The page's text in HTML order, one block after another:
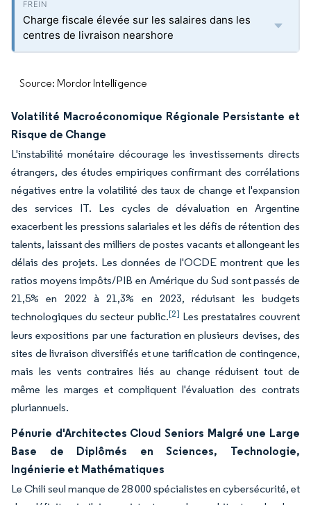
Charge fiscale élevée sur les salaires dans les
centres de livraison nearshore
Source: Mordor Intelligence
Volatilité Macroéconomique Régionale Persistante et
Risque de Change
L'instabilité monétaire décourage les investissements directs
étrangers, des études empiriques confirmant des corrélations
négatives entre la volatilité des taux de change et l'expansion
des services IT. Les cycles de dévaluation en Argentine
exacerbent les pressions salariales et les défis de rétention des
talents, laissant des milliers de postes vacants et allongeant les
délais des projets. Les données de l'OCDE montrent que les
ratios moyens impôts/PIB en Amérique du Sud sont passés de
21,5% en 2022 à 21,3% en 2023, réduisant les budgets
technologiques du secteur public.[2] Les prestataires couvrent
leurs expositions par une facturation en plusieurs devises, des
sites de livraison diversifiés et une tarification de contingence,
mais les vents contraires liés au change réduisent tout de
même les marges et compliquent l'évaluation des contrats
pluriannuels.
Pénurie d'Architectes Cloud Seniors Malgré une Large
Base de Diplômés en Sciences, Technologie,
Ingénierie et Mathématiques
Le Chili seul manque de 28 000 spécialistes en cybersécurité, et